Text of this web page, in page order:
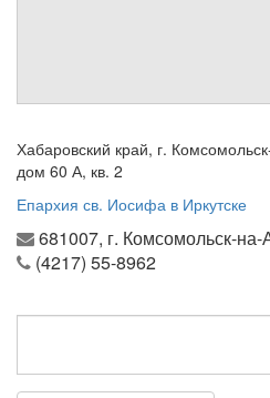
Отправить сообщение
Вход
Хабаровский край, г.
дом 60 А, кв. 2
Епархия св. Иосифа в Иркутске
681007, г. Комсомольск-
(4217) 55-8962